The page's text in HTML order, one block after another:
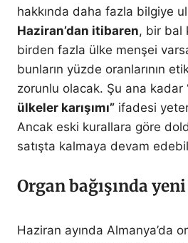
hakkında daha fazla bilgiye
Haziran’dan itibaren, bir bal
birden fazla ülke menşei
bunların yüzde oranlarının
zorunlu olacak. Şu ana kadar
ülkeler karışımı” ifadesi
Ancak eski kurallara göre
satışta kalmaya devam
Organ bağışında
Haziran ayında Almanya’da